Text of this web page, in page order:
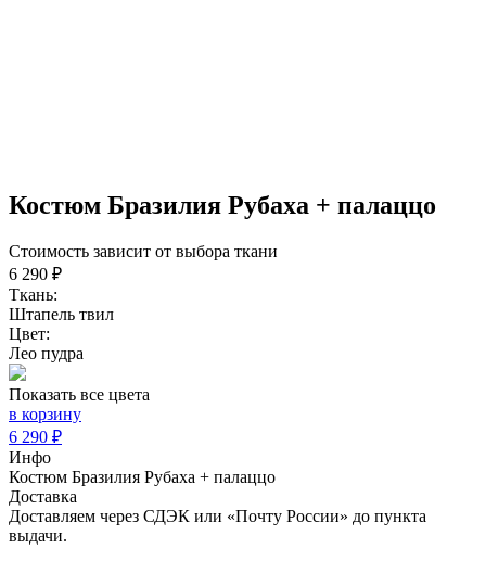
Костюм Бразилия Рубаха + палаццо
Стоимость зависит от выбора ткани
6 290 ₽
Ткань:
Штапель твил
Цвет:
Лео пудра
Показать все цвета
в корзину
6 290 ₽
Инфо
Костюм Бразилия Рубаха + палаццо
Доставка
Доставляем через СДЭК или «Почту России» до пункта
выдачи.